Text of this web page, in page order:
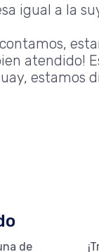
igual a la
atendido!
estamos
de